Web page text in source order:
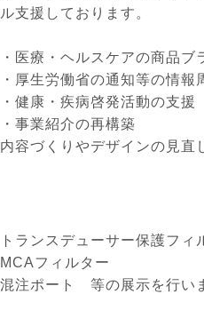
支援しております。
医療・ヘルスケアの商品ブ
厚生労働省の通知等の情報
健康・疾病啓発活動の支援
事業紹介の再構築
容づくりやデザインの見直
ランスデューサー保護フィ
フィルター
注ポート 等の展示を行い